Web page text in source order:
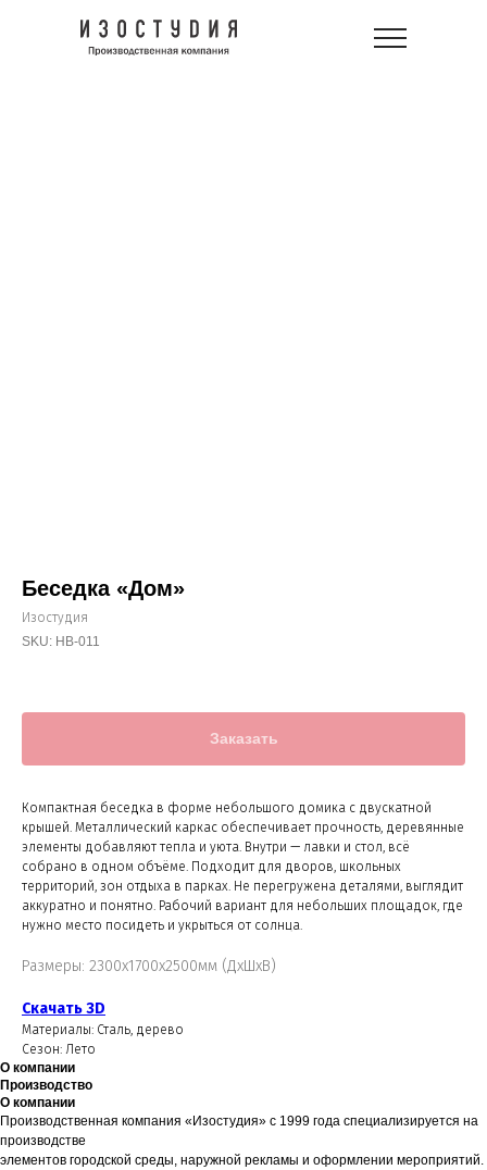
Беседка «Дом»
Изостудия
SKU: НВ-011
Заказать
Компактная беседка в форме небольшого домика с двускатной
крышей. Металлический каркас обеспечивает прочность, деревянные
элементы добавляют тепла и уюта. Внутри — лавки и стол, всё
собрано в одном объёме. Подходит для дворов, школьных
территорий, зон отдыха в парках. Не перегружена деталями, выглядит
аккуратно и понятно. Рабочий вариант для небольших площадок, где
нужно место посидеть и укрыться от солнца.
Размеры: 2300х1700х2500мм (ДхШхВ)
Скачать 3D
Материалы: Сталь, дерево
Сезон: Лето
О компании
Производство
О компании
Производственная компания «Изостудия» с 1999 года специализируется на
производстве
элементов городской среды, наружной рекламы и оформлении мероприятий.